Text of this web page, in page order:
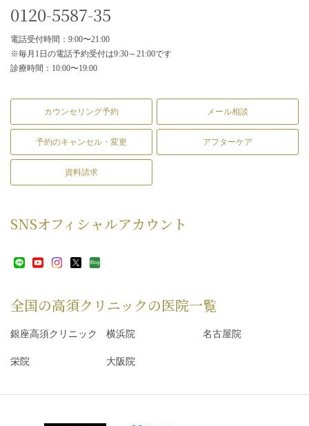
0120-5587-35
電話受付時間：9:00〜21:00
※毎月1日の電話予約受付は9:30～21:00です
診療時間：10:00〜19:00
カウンセリング予約 メール相談
予約のキャンセル・変更 アフターケア
資料請求
SNSオフィシャルアカウント
全国の高須クリニックの医院一覧
銀座高須クリニック 横浜院 名古屋院
栄院 大阪院